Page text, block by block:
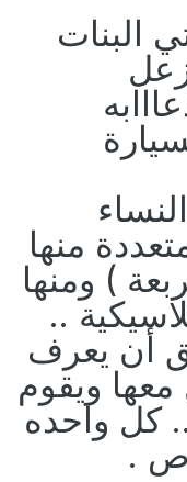
البنات
منها
) ومنها
..
أن يعرف
ويقوم
.. كل واحده
.